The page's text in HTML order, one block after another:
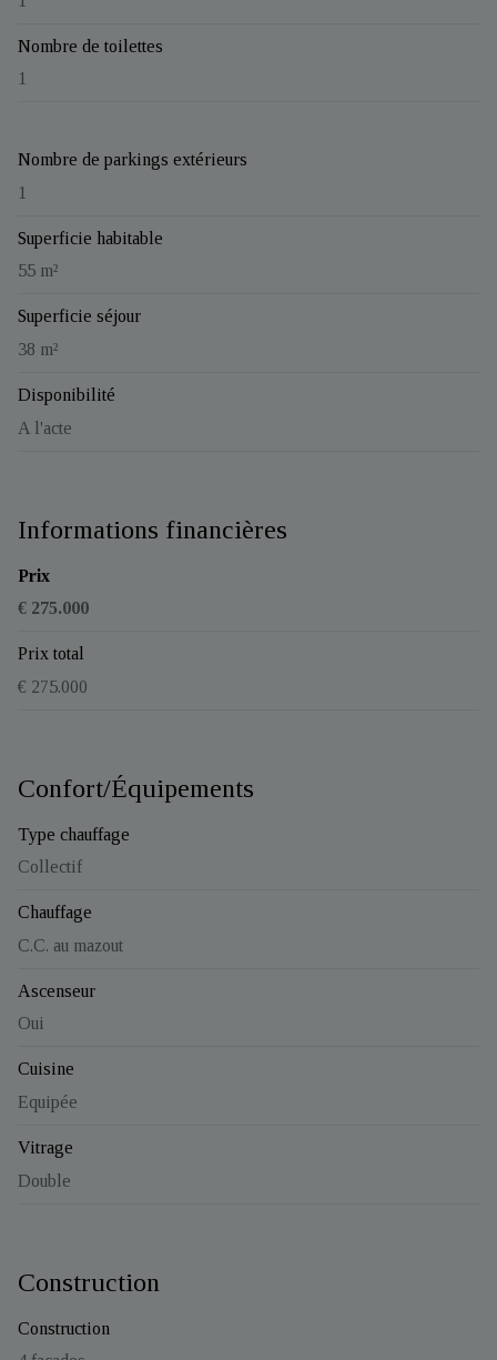
Nombre de toilettes
1
Nombre de parkings extérieurs
1
Superficie habitable
55 m²
Superficie séjour
38 m²
Disponibilité
A l'acte
Informations financières
Prix
€ 275.000
Prix total
€ 275.000
Confort/Équipements
Type chauffage
Collectif
Chauffage
C.C. au mazout
Ascenseur
Oui
Cuisine
Equipée
Vitrage
Double
Construction
Construction